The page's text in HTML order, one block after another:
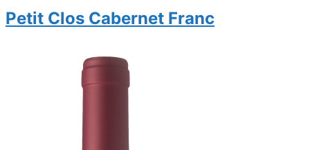
Petit Clos Cabernet Franc